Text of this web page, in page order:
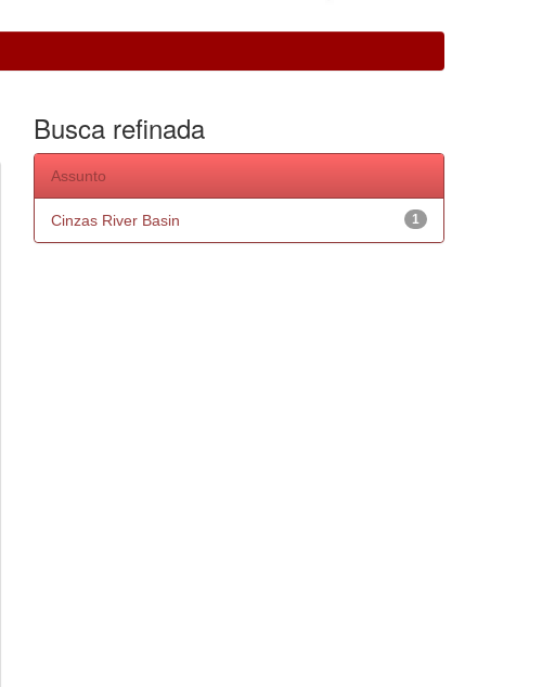
Busca refinada
Assunto
1
Cinzas River Basin